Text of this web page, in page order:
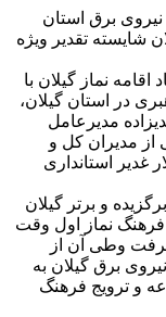
برق استان
شایسته تقدیر ویژه
نماز گیلان با
در استان گیلان،
مدیرعامل
از مدیران کل و
غدیر استانداری
اجرایی برگزیده و برتر گیلان
فرهنگ نماز اول وقت
وطی آن از
برق گیلان به
و ترویج فرهنگ